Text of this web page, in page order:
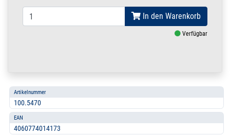
In den Warenkorb
Verfügbar
Artikelnummer
100.5470
EAN
4060774014173